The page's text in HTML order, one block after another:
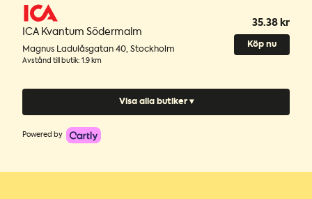
ICA Kvantum Södermalm
Magnus Ladulåsgatan 40, Stockholm
Avstånd till butik: 1.9 km
35.38 kr
Köp nu
Visa alla butiker ▾
Powered by